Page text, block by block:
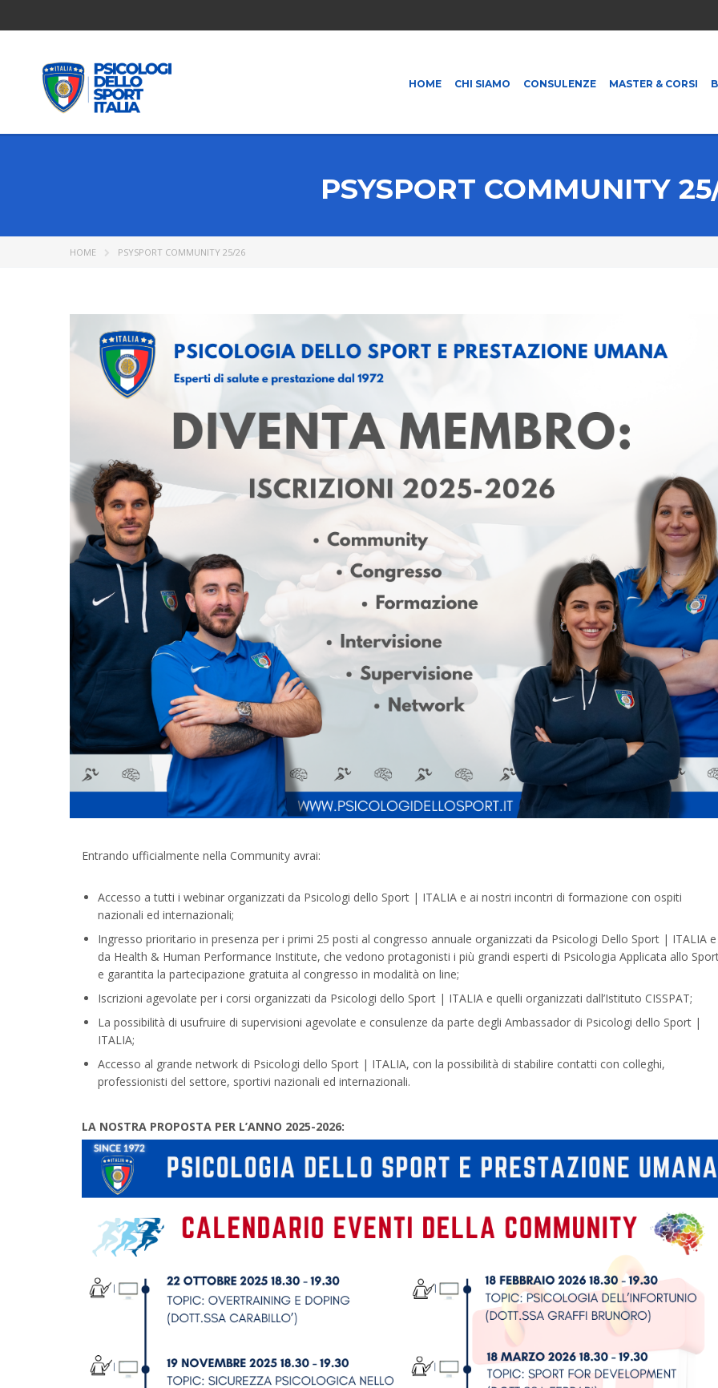
HOME CHI SIAMO CONSULENZE MASTER & CORSI
PSYSPORT COMMUNITY
HOME PSYSPORT COMMUNITY 25/26
Entrando ufficialmente nella Community avrai:
Accesso a tutti i webinar organizzati da Psicologi dello Sport | ITALIA e ai nostri incontri di formazione con ospiti
nazionali ed internazionali;
Ingresso prioritario in presenza per i primi 25 posti al congresso annuale organizzati da Psicologi Dello Sport | ITALIA e
da Health & Human Performance Institute, che vedono protagonisti i più grandi esperti di Psicologia Applicata allo
e garantita la partecipazione gratuita al congresso in modalità on line;
Iscrizioni agevolate per i corsi organizzati da Psicologi dello Sport | ITALIA e quelli organizzati dall’Istituto CISSPAT;
La possibilità di usufruire di supervisioni agevolate e consulenze da parte degli Ambassador di Psicologi dello Sport |
ITALIA;
Accesso al grande network di Psicologi dello Sport | ITALIA, con la possibilità di stabilire contatti con colleghi,
professionisti del settore, sportivi nazionali ed internazionali.
LA NOSTRA PROPOSTA PER L’ANNO 2025-2026: